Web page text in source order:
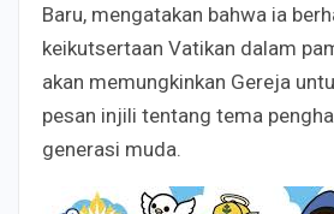
Baru, mengatakan bahwa ia
keikutsertaan Vatikan dalam
akan memungkinkan Gereja
pesan injili tentang tema
generasi muda.